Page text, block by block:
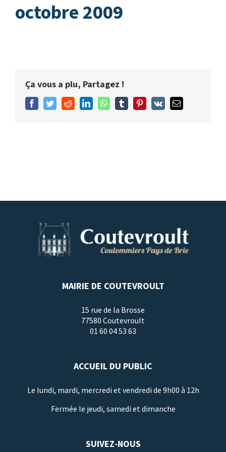
octobre 2009
Ça vous a plu, Partagez !
Facebook
TwitterRedditLinkedInWhatsApp
Tumblr Pinterest
Vk Email
MAIRIE DE COUTEVROULT
15 rue de la Brosse
77580 Coutevroult
01 60 04 53 63
ACCUEIL DU PUBLIC
Le lundi, mardi, mercredi et vendredi de 9h00 à 12h
Fermée le jeudi, samedi et dimanche
SUIVEZ-NOUS